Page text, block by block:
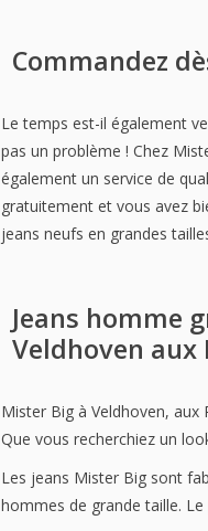
Commandez
Le temps est-il également
pas un problème ! Chez
également un service de
gratuitement et vous avez
jeans neufs en grandes
Jeans homme
Veldhoven aux
Mister Big à Veldhoven,
Que vous recherchiez un
Les jeans Mister Big sont
hommes de grande taille.